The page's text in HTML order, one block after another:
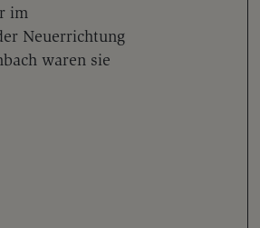
im
Neuerrichtung
waren sie